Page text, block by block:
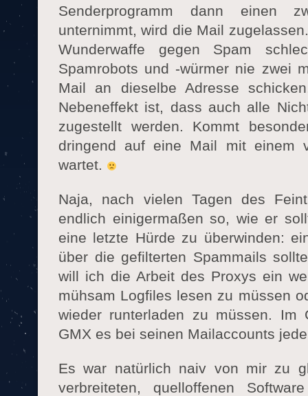
Senderprogramm dann einen
unternimmt, wird die Mail
Wunderwaffe gegen Spam
Spamrobots und -würmer nie zwei
Mail an dieselbe Adresse
Nebeneffekt ist, dass auch alle
zugestellt werden. Kommt
dringend auf eine Mail mit einem
wartet.
Naja, nach vielen Tagen des
endlich einigermaßen so, wie er
eine letzte Hürde zu überwinden:
über die gefilterten Spammails
will ich die Arbeit des Proxys ein
mühsam Logfiles lesen zu müssen
wieder runterladen zu müssen. Im
GMX es bei seinen Mailaccounts
Es war natürlich naiv von mir zu
verbreiteten, quelloffenen